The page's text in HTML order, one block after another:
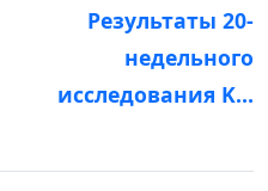
Результаты 20-
недельного
исследования K…